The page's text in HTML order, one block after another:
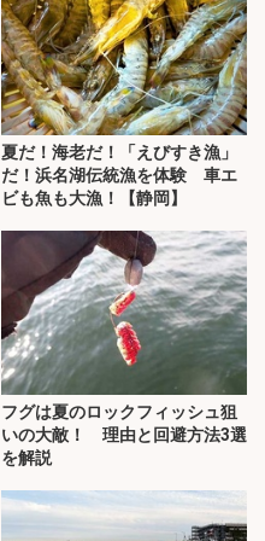
夏だ！海老だ！「えびすき漁」
だ！浜名湖伝統漁を体験 車エ
ビも魚も大漁！【静岡】
フグは夏のロックフィッシュ狙
いの大敵！ 理由と回避方法3選
を解説